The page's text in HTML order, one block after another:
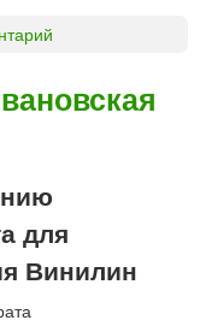
для
Винилин